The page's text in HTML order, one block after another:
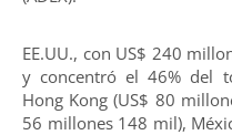
EE.UU., con US$ 240
y concentró el 46% del
Hong Kong (US$ 80
56 millones 148 mil),